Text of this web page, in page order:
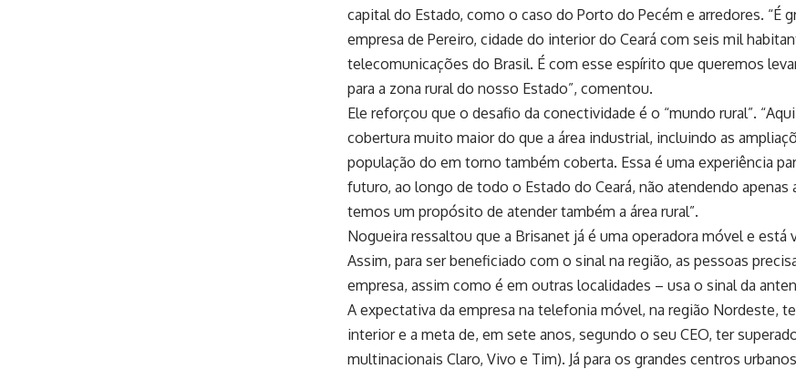
capital do Estado, como o caso do Porto do Pecém e arredores. “É
empresa de Pereiro, cidade do interior do Ceará com seis mil
telecomunicações do Brasil. É com esse espírito que queremos
para a zona rural do nosso Estado”, comentou.
Ele reforçou que o desafio da conectividade é o “mundo rural”.
cobertura muito maior do que a área industrial, incluindo as
população do em torno também coberta. Essa é uma experiência
futuro, ao longo de todo o Estado do Ceará, não atendendo apenas
temos um propósito de atender também a área rural”.
Nogueira ressaltou que a Brisanet já é uma operadora móvel e está
Assim, para ser beneficiado com o sinal na região, as pessoas
empresa, assim como é em outras localidades – usa o sinal da
A expectativa da empresa na telefonia móvel, na região Nordeste,
interior e a meta de, em sete anos, segundo o seu CEO, ter
multinacionais Claro, Vivo e Tim). Já para os grandes centros